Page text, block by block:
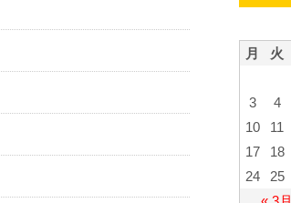
月 火
3
4
10
11
17
18
24
25